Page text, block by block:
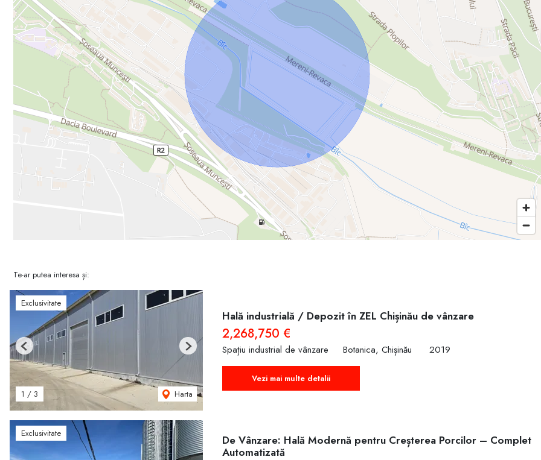
• Acces rapid la infrastructura principală
Tehnică disponibilă (opțional):
Hala se poate vinde cu tot echipamentul pentru prelucrarea metalului și a lemnului sau fără tehnică, în funcție de necesitățile
cumpărătorului.
Avantaje majore:
Noul proprietar va beneficia de toate privilegiile fiscale și vamale oferite de Zona Economică Liberă Chișinău, exact ca proprietarul
actual, inclusiv:
• facilități fiscale,
• condiții avantajoase la import/export,
• proceduri simplificate pentru activitate industrială.
Această proprietate reprezintă o oportunitate excelentă pentru companii din producție, logistică sau investiții industriale.
Pentru detalii, vizionare și documentație completă, contactați-ne.
Te-ar putea interesa și:
Exclusivitate
1 / 3 Harta
Previous Next
Hală industrială / Depozit în ZEL Chișinău de vânzare
2,268,750 €
Spațiu industrial de vânzare Botanica, Chișinău 2019
Vezi mai multe detalii
Exclusivitate
De Vânzare: Hală Modernă pentru Creșterea Porcilor – Complet
Automatizată